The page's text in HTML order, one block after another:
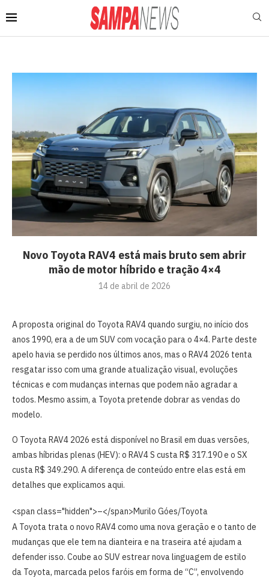
Novo Toyota RAV4 está mais bruto sem abrir
mão de motor híbrido e tração 4×4
14 de abril de 2026
A proposta original do Toyota RAV4 quando surgiu, no início dos
anos 1990, era a de um SUV com vocação para o 4×4. Parte deste
apelo havia se perdido nos últimos anos, mas o RAV4 2026 tenta
resgatar isso com uma grande atualização visual, evoluções
técnicas e com mudanças internas que podem não agradar a
todos. Mesmo assim, a Toyota pretende dobrar as vendas do
modelo.
O Toyota RAV4 2026 está disponível no Brasil em duas versões,
ambas híbridas plenas (HEV): o RAV4 S custaR$ 317.190 e o SX
custaR$ 349.290. A diferença de conteúdo entre elas está em
detalhes que explicamos aqui.
<span class="hidden">–</span>Murilo Góes/Toyota
A Toyota trata o novo RAV4 como uma nova geração e o tanto de
mudanças que ele tem na dianteira e na traseira até ajudam a
defender isso. Coube ao SUV estrear nova linguagem de estilo
da Toyota, marcada pelos faróis em forma de “C”, envolvendo